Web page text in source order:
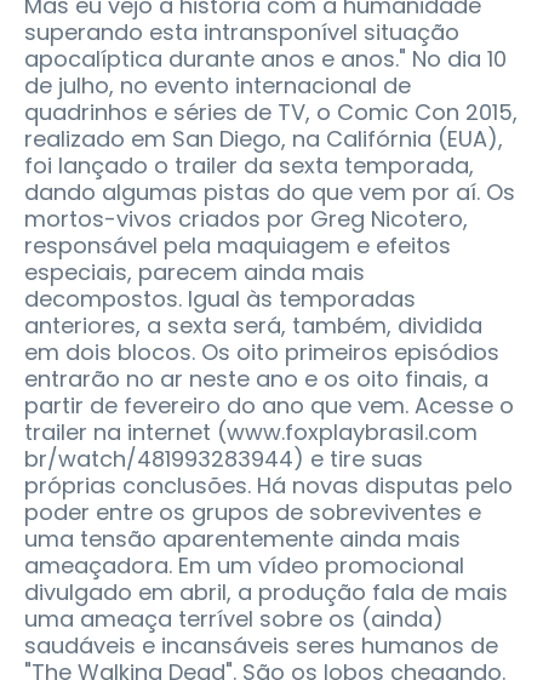
superando esta intransponível situação
apocalíptica durante anos e anos." No dia 10
de julho, no evento internacional de
quadrinhos e séries de TV, o Comic Con 2015,
realizado em San Diego, na Califórnia (EUA),
foi lançado o trailer da sexta temporada,
dando algumas pistas do que vem por aí. Os
mortos-vivos criados por Greg Nicotero,
responsável pela maquiagem e efeitos
especiais, parecem ainda mais
decompostos. Igual às temporadas
anteriores, a sexta será, também, dividida
em dois blocos. Os oito primeiros episódios
entrarão no ar neste ano e os oito finais, a
partir de fevereiro do ano que vem. Acesse o
trailer na internet (www.foxplaybrasil.com
br/watch/481993283944) e tire suas
próprias conclusões. Há novas disputas pelo
poder entre os grupos de sobreviventes e
uma tensão aparentemente ainda mais
ameaçadora. Em um vídeo promocional
divulgado em abril, a produção fala de mais
uma ameaça terrível sobre os (ainda)
saudáveis e incansáveis seres humanos de
"The Walking Dead". São os lobos chegando.